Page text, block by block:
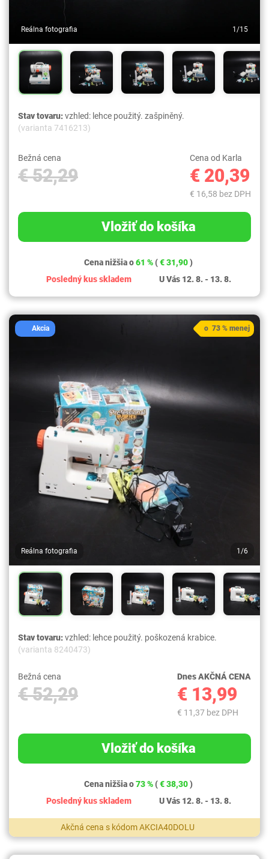
Reálna fotografia 1/15
Stav tovaru:vzhled: lehce použitý. zašpiněný.
(varianta 7416213)
Bežná cena
€ 52,29
Cena od Karla
€ 20,39
€ 16,58 bez DPH
Vložiť do košíka
Cena nižšia o61 % (€ 31,90)
Posledný kus skladem
U Vás 12. 8. - 13. 8.
Akcia
Reálna fotografia 1/6
o 73 % menej
Stav tovaru:vzhled: lehce použitý. poškozená krabice.
(varianta 8240473)
Bežná cena
€ 52,29
Dnes AKČNÁ CENA
€ 13,99
€ 11,37 bez DPH
Vložiť do košíka
Cena nižšia o73 % (€ 38,30)
Posledný kus skladem
U Vás 12. 8. - 13. 8.
Akčná cena s kódom AKCIA40DOLU